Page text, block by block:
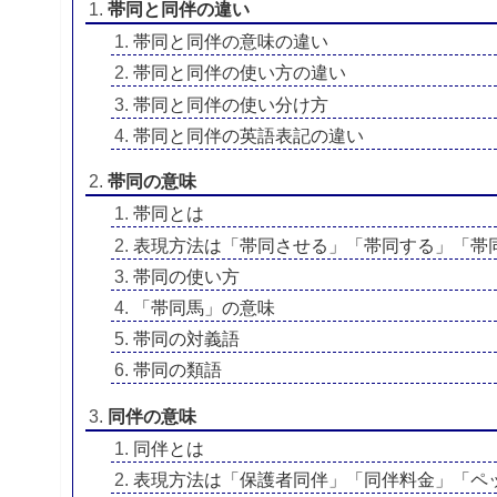
帯同と同伴の違い
帯同と同伴の意味の違い
帯同と同伴の使い方の違い
帯同と同伴の使い分け方
帯同と同伴の英語表記の違い
帯同の意味
帯同とは
表現方法は「帯同させる」「帯同する」「帯
帯同の使い方
「帯同馬」の意味
帯同の対義語
帯同の類語
同伴の意味
同伴とは
表現方法は「保護者同伴」「同伴料金」「ペ